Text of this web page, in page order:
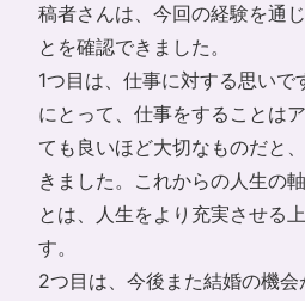
稿者さんは、今回の経験を通
とを確認できました。
1つ目は、仕事に対する思いで
にとって、仕事をすることは
ても良いほど大切なものだと
きました。これからの人生の
とは、人生をより充実させる
す。
2つ目は、今後また結婚の機